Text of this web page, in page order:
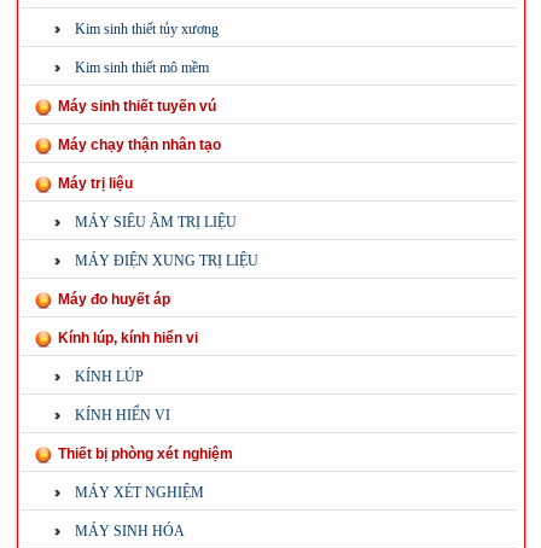
Kim sinh thiết tủy xương
Kim sinh thiết mô mềm
Máy sinh thiết tuyến vú
Máy chạy thận nhân tạo
Máy trị liệu
MÁY SIÊU ÂM TRỊ LIỆU
MÁY ĐIỆN XUNG TRỊ LIỆU
Máy đo huyết áp
Kính lúp, kính hiển vi
KÍNH LÚP
KÍNH HIỂN VI
Thiết bị phòng xét nghiệm
MÁY XÉT NGHIỆM
MÁY SINH HÓA